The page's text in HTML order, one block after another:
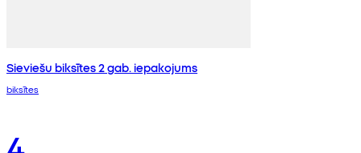
Sieviešu biksītes 2 gab. iepakojums
biksītes